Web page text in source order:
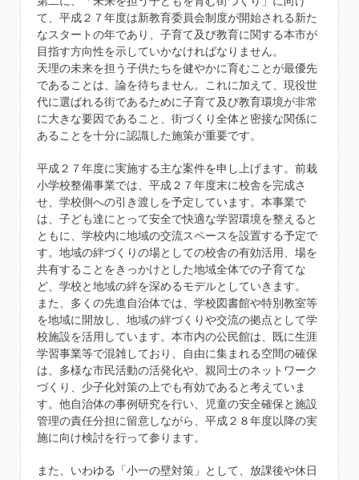
て、平成２７年度は新教育委員会制度が開始される新た
なスタートの年であり、子育て及び教育に関する本市が
目指す方向性を示していかなければなりません。
天理の未来を担う子供たちを健やかに育むことが最優先
であることは、論を待ちません。これに加えて、現役世
代に選ばれる街であるために子育て及び教育環境が非常
に大きな要因であること、街づくり全体と密接な関係に
あることを十分に認識した施策が重要です。
平成２７年度に実施する主な案件を申し上げます。前栽
小学校整備事業では、平成２７年度末に校舎を完成さ
せ、学校側への引き渡しを予定しています。本事業で
は、子ども達にとって安全で快適な学習環境を整えると
ともに、学校内に地域の交流スペースを設置する予定で
す。地域の絆づくりの場としての校舎の有効活用、場を
共有することをきっかけとした地域全体での子育てな
ど、学校と地域の絆を深めるモデルとしていきます。
また、多くの先進自治体では、学校図書館や特別教室等
を地域に開放し、地域の絆づくりや交流の拠点として学
校施設を活用しています。本市内の公民館は、既に生涯
学習事業等で混雑しており、自由に集まれる空間の確保
は、多様な市民活動の活発化や、親同士のネットワーク
づくり、少子化対策の上でも有効であると考えていま
す。他自治体の事例研究を行い、児童の安全確保と施設
管理の責任分担に留意しながら、平成２８年度以降の実
施に向け検討を行って参ります。
また、いわゆる「小一の壁対策」として、放課後や休日